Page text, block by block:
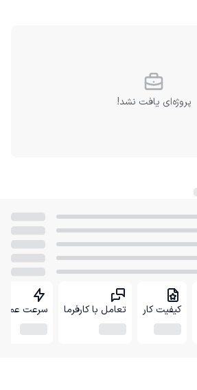
پروژه‌ای یافت نشد!
کیفیت کار تعامل با کارفرما سرعت عمل